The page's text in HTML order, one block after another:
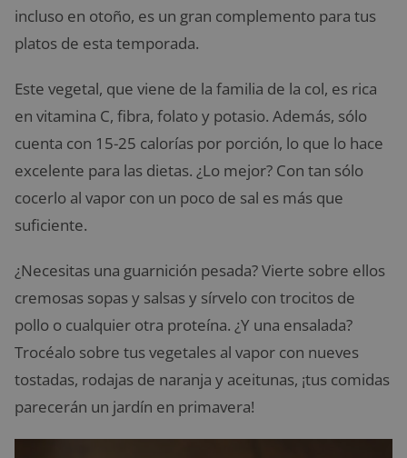
incluso en otoño, es un gran complemento para tus
platos de esta temporada.
Este vegetal, que viene de la familia de la col, es rica
en vitamina C, fibra, folato y potasio. Además, sólo
cuenta con 15-25 calorías por porción, lo que lo hace
excelente para las dietas. ¿Lo mejor? Con tan sólo
cocerlo al vapor con un poco de sal es más que
suficiente.
¿Necesitas una guarnición pesada? Vierte sobre ellos
cremosas sopas y salsas y sírvelo con trocitos de
pollo o cualquier otra proteína. ¿Y una ensalada?
Trocéalo sobre tus vegetales al vapor con nueves
tostadas, rodajas de naranja y aceitunas, ¡tus comidas
parecerán un jardín en primavera!